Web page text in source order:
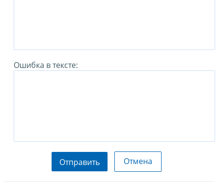
Ошибка в тексте:
Отправить Отмена